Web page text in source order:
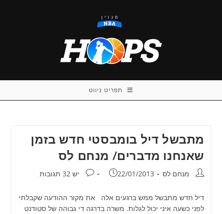
תפריט ניווט
מתבשל דיל בומבסטי חדש בזמן
שאנחנו מדברים/ מנחם לס
מחבר:מנחם לס פורסם:
22/01/2013 תגובות:
יש 32 תגובות
דיל חדש מתבשל ממש ברגעים אלה את מקור ההודעה שקבלתי
לפני כשעה איני יכול לגלות. משרה בדרגה די גבוהה של סטודנט